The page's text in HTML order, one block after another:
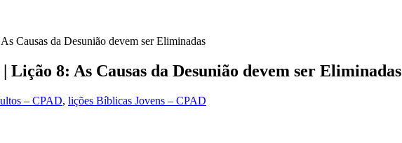
Causas da Desunião devem ser Eliminadas
Lição 8: As Causas da Desunião devem ser Eliminadas
– CPAD, lições Bíblicas Jovens – CPAD